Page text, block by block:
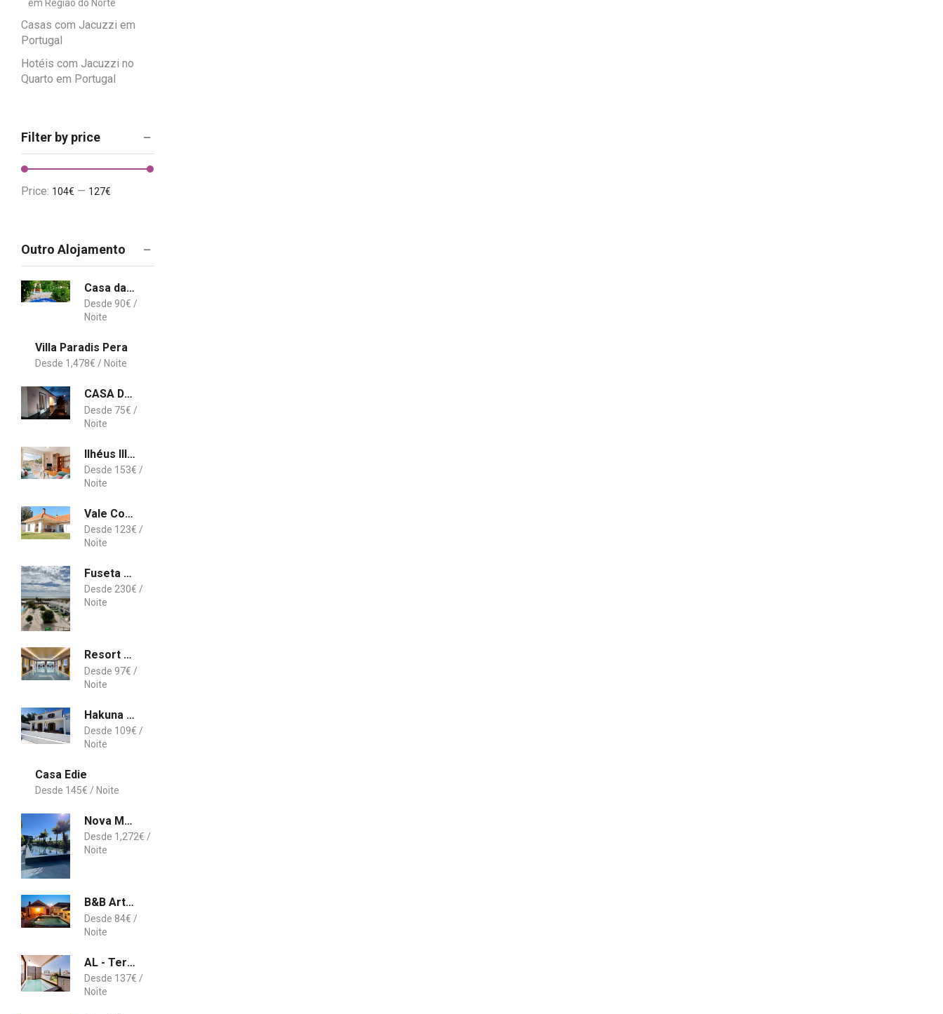
em Região do Norte
Casas com Jacuzzi em
Portugal
Hotéis com Jacuzzi no
Quarto em Portugal
Filter by price
Price: 104€ — 127€
Outro Alojamento
Casa da Benfeitoria Guimarães
90€
Villa Paradis Pera
1,478€
CASA DO ADRO -GRANEL
75€
Ilhéus III by An Island Apart
153€
Vale Cottage
123€
Fuseta Apartments, Vista Mar - Penthouse
230€
Resort Dolce CampoReal Lisboa
97€
Hakuna matata
109€
Casa Edie
145€
Nova Mansão LA
1,272€
B&B Artvilla
84€
AL - Terrace Pool Vilamoura Marina
137€